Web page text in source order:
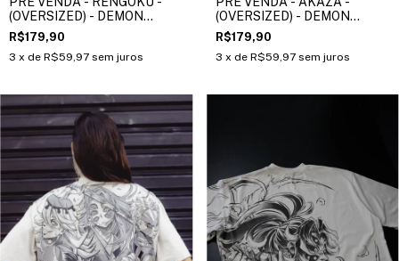
(OVERSIZED) - DEMON
SLAYER
R$179,90
3 x de R$59,97 sem juros
(OVERSIZED) - DEMON
SLAYER
R$179,90
3 x de R$59,97 sem juros